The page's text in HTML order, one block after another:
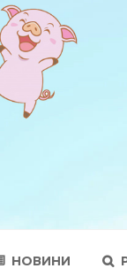
НОВИНИ